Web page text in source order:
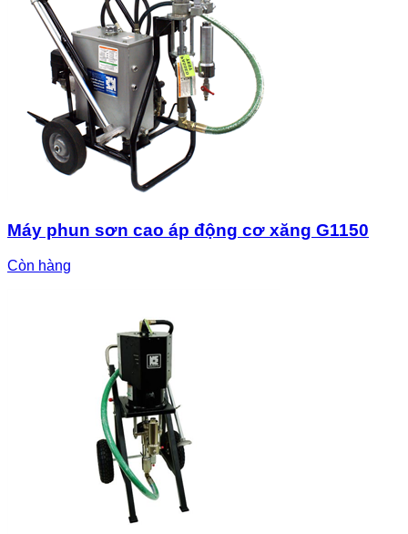
Máy phun sơn cao áp động cơ xăng G1150
Còn hàng